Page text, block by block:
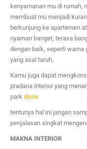
kenyamanan mu di rumah,
membuat mu menjadi
berkunjung ke apartemen
nyaman banget, terasa
dengan baik, seperti
yang asal taruh.
Kamu juga dapat
pradana interior yang
park disini
tentunya hal ini jangan
penjalasan singkat
MAKNA INTERIOR